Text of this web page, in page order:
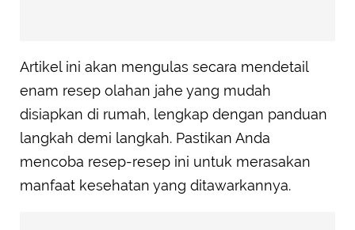
Artikel ini akan mengulas secara mendetail
enam resep olahan jahe yang mudah
disiapkan di rumah, lengkap dengan panduan
langkah demi langkah. Pastikan Anda
mencoba resep-resep ini untuk merasakan
manfaat kesehatan yang ditawarkannya.